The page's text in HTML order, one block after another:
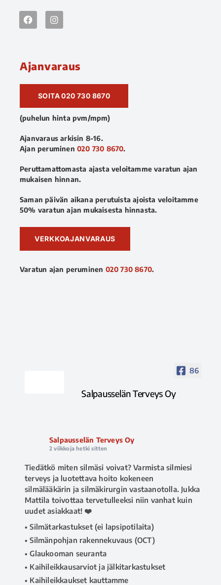
Ajanvaraus
SOITA 020 730 8670
(puhelun hinta pvm/mpm)
Ajanvaraus arkisin 8-16.
Ajan peruminen 020 730 8670.
Peruttamattomasta ajasta veloitamme varatun ajan
mukaisen hinnan.
Saman päivän aikana perutuista ajoista veloitamme
50% varatun ajan mukaisesta hinnasta.
VERKKOAJANVARAUS
Varatun ajan peruminen 020 730 8670.
86
Salpausselän Terveys Oy
Salpausselän Terveys Oy
2 viikkoja hetki sitten
Tiedätkö miten silmäsi voivat? Varmista silmiesi
terveys ja luotettava hoito kokeneen
silmälääkärin ja silmäkirurgin vastaanotolla. Jukka
Mattila toivottaa tervetulleeksi niin vanhat kuin
uudet asiakkaat! ❤️
• Silmätarkastukset (ei lapsipotilaita)
• Silmänpohjan rakennekuvaus (OCT)
• Glaukooman seuranta
• Kaihileikkausarviot ja jälkitarkastukset
• Kaihileikkaukset kauttamme